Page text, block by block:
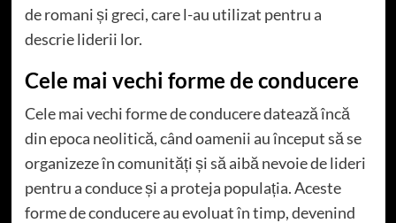
de romani și greci, care l-au utilizat pentru a
descrie liderii lor.
Cele mai vechi forme de conducere
Cele mai vechi forme de conducere datează încă
din epoca neolitică, când oamenii au început să se
organizeze în comunități și să aibă nevoie de lideri
pentru a conduce și a proteja populația. Aceste
forme de conducere au evoluat în timp, devenind